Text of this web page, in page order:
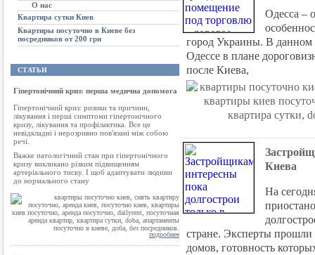
О нас
Квартира сутки Киев
Квартиры посуточно в Киеве без
посредников от 200 грн
СТАТЬИ
Гіпертонічний криз: перша медична допомога
Гіпертонічний криз: ризики та причини,
лікування і перші симптоми гіпертонічного
кризу, лікування та профілактика. Все це
невідкладні і нерозривно пов'язані між собою
речі.
Важке патологічний стан при гіпертонічного
кризу викликано різким підвищенням
артеріального тиску. І щоб адаптувати людини
до нормального стану
подробнее
Одесса –
город Украины. В данном
Одессе в плане
после Киева,
Киева
На
стране. Эксперты прошли
домов, готовность